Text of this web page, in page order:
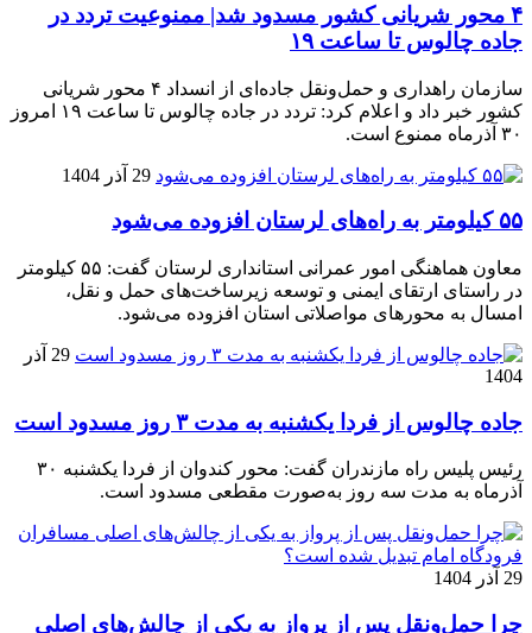
۴ محور شریانی کشور مسدود شد| ممنوعیت تردد در
جاده چالوس تا ساعت ۱۹
سازمان راهداری و حمل‌ونقل جاده‌ای از انسداد ۴ محور شریانی
کشور خبر داد و اعلام کرد: تردد در جاده چالوس تا ساعت ۱۹ امروز
۳۰ آذرماه ممنوع است.
29 آذر 1404
۵۵ کیلومتر به راه‌های لرستان افزوده می‌شود
معاون هماهنگی امور عمرانی استانداری لرستان گفت: ۵۵ کیلومتر
در راستای ارتقای ایمنی و توسعه زیرساخت‌های حمل و نقل،
امسال به محورهای مواصلاتی استان افزوده می‌شود.
29 آذر
1404
جاده چالوس از فردا یکشنبه به مدت ۳ روز مسدود است
رئیس پلیس راه مازندران گفت: محور کندوان از فردا یکشنبه ۳۰
آذرماه به مدت سه روز به‌صورت مقطعی مسدود است.
29 آذر 1404
چرا حمل‌ونقل پس از پرواز به یکی از چالش‌های اصلی